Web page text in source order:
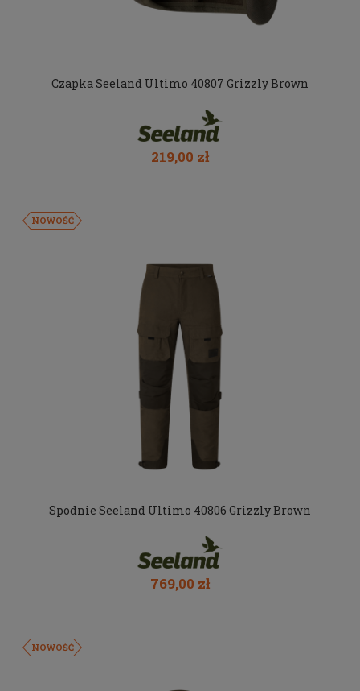
Czapka Seeland Ultimo 40807 Grizzly Brown
219,00 zł
Spodnie Seeland Ultimo 40806 Grizzly Brown
769,00 zł
NOWOŚĆ
NOWOŚĆ